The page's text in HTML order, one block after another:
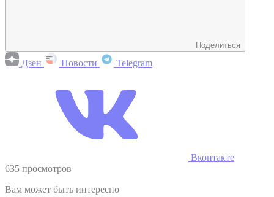
Поделиться
Дзен Новости Telegram
Вконтакте
635 просмотров
Вам может быть интересно